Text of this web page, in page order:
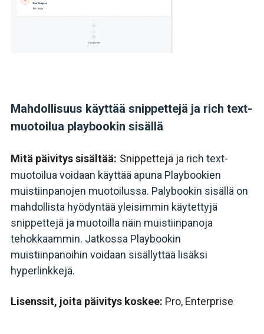
Mahdollisuus käyttää snippettejä ja rich text-
muotoilua playbookin sisällä
Mitä päivitys sisältää: Snippettejä ja rich text-
muotoilua voidaan käyttää apuna Playbookien
muistiinpanojen muotoilussa. Palybookin sisällä on
mahdollista hyödyntää yleisimmin käytettyjä
snippettejä ja muotoilla näin muistiinpanoja
tehokkaammin. Jatkossa Playbookin
muistiinpanoihin voidaan sisällyttää lisäksi
hyperlinkkejä.
Lisenssit, joita päivitys koskee: Pro, Enterprise